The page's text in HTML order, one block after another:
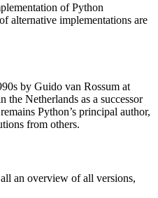
of Python
alternative implementations are
by Guido van Rossum at
the Netherlands as a successor
Python’s principal author,
from others.
an overview of all versions,